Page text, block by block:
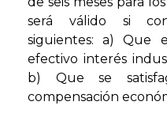
será válido si
siguientes: a) Que
efectivo interés
b) Que se
compensación